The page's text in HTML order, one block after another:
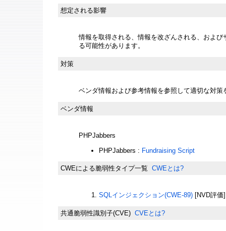
想定される影響
情報を取得される、情報を改ざんされる、およ
る可能性があります。
対策
ベンダ情報および参考情報を参照して適切な対策
ベンダ情報
PHPJabbers
PHPJabbers : Fundraising Script
CWEによる脆弱性タイプ一覧 CWEとは?
SQLインジェクション(CWE-89) [NVD評価]
共通脆弱性識別子(CVE) CVEとは?